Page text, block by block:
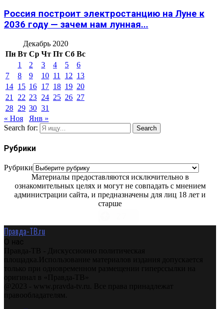
Россия построит электростанцию на Луне к
2036 году — зачем нам лунная...
Декабрь 2020
Пн Вт Ср Чт Пт Сб Вс
1
2 3 4 5
6
7
8 9 10 11 12 13
14 15 16 17 18 19 20
21
22 23 24 25 26 27
28 29 30 31
« Ноя
Янв »
Search for:
Search
Рубрики
Рубрики
Материалы предоставляются исключительно в
ознакомительных целях и могут не совпадать с мнением
администрации сайта, и предназначены для лиц 18 лет и
старше
Правда-ТВ.ru
О нас
Правда-ТВ - Дискуссионно политическая
площадка.Использование материалов издания допускается
только при одновременном размещении гиперссылки на
оригинал в «Правда-ТВ»
@2023 - www.pravda-tv.ru. Все права принадлежат
правообладателям.